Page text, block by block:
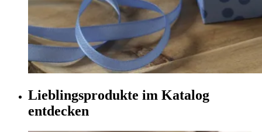
Lieblingsprodukte im Katalog
entdecken